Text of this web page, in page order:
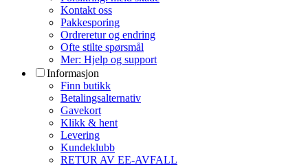
Kontakt oss
Pakkesporing
Ordreretur og endring
Ofte stilte spørsmål
Mer: Hjelp og support
Informasjon
Finn butikk
Betalingsalternativ
Gavekort
Klikk & hent
Levering
Kundeklubb
RETUR AV EE-AVFALL